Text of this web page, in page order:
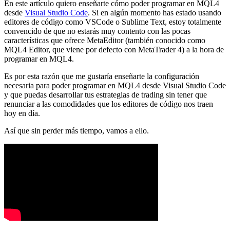
En este artículo quiero enseñarte cómo poder programar en MQL4
desde Visual Studio Code. Si en algún momento has estado usando
editores de código como VSCode o Sublime Text, estoy totalmente
convencido de que no estarás muy contento con las pocas
características que ofrece MetaEditor (también conocido como
MQL4 Editor, que viene por defecto con MetaTrader 4) a la hora de
programar en MQL4.
Es por esta razón que me gustaría enseñarte la configuración
necesaria para poder programar en MQL4 desde Visual Studio Code
y que puedas desarrollar tus estrategias de trading sin tener que
renunciar a las comodidades que los editores de código nos traen
hoy en día.
Así que sin perder más tiempo, vamos a ello.